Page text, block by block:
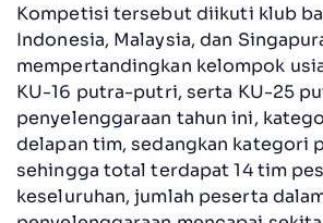
Kompetisi tersebut diikuti klub
Indonesia, Malaysia, dan
mempertandingkan kelompok
KU-16 putra-putri, serta KU-25
penyelenggaraan tahun ini,
delapan tim, sedangkan kategori
sehingga total terdapat 14 tim
keseluruhan, jumlah peserta